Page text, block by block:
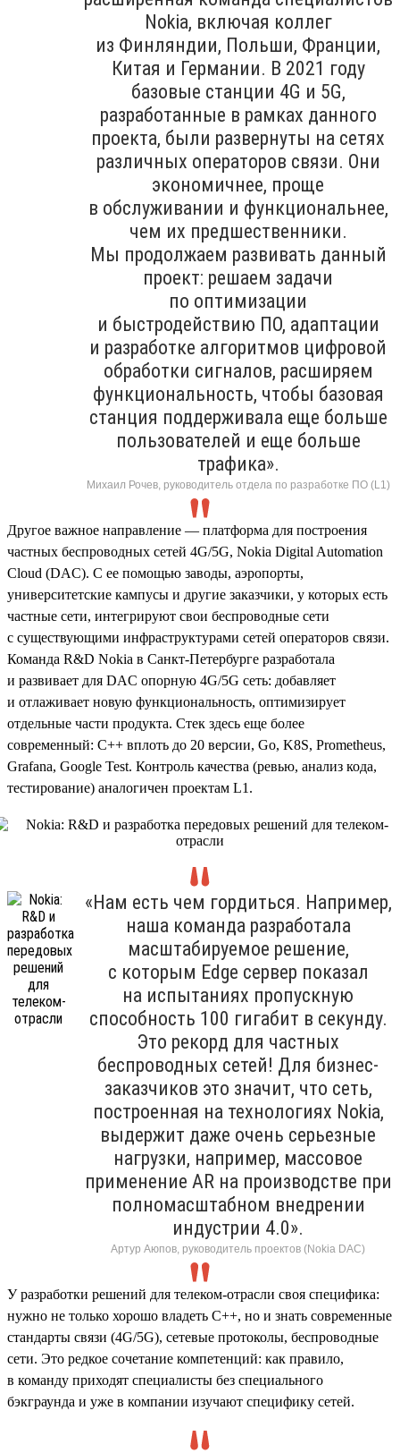
Nokia, включая коллег
из Финляндии, Польши, Франции,
Китая и Германии. В 2021 году
базовые станции 4G и 5G,
разработанные в рамках данного
проекта, были развернуты на сетях
различных операторов связи. Они
экономичнее, проще
в обслуживании и функциональнее,
чем их предшественники.
Мы продолжаем развивать данный
проект: решаем задачи
по оптимизации
и быстродействию ПО, адаптации
и разработке алгоритмов цифровой
обработки сигналов, расширяем
функциональность, чтобы базовая
станция поддерживала еще больше
пользователей и еще больше
трафика».
Михаил Рочев, руководитель отдела по разработке ПО (L1)
Другое важное направление — платформа для построения
частных беспроводных сетей 4G/5G, Nokia Digital Automation
Cloud (DAC). С ее помощью заводы, аэропорты,
университетские кампусы и другие заказчики, у которых есть
частные сети, интегрируют свои беспроводные сети
с существующими инфраструктурами сетей операторов связи.
Команда R&D Nokia в Санкт-Петербурге разработала
и развивает для DAC опорную 4G/5G сеть: добавляет
и отлаживает новую функциональность, оптимизирует
отдельные части продукта. Стек здесь еще более
современный: С++ вплоть до 20 версии, Go, K8S, Prometheus,
Grafana, Google Test. Контроль качества (ревью, анализ кода,
тестирование) аналогичен проектам L1.
«Нам есть чем гордиться. Например,
наша команда разработала
масштабируемое решение,
с которым Edge сервер показал
на испытаниях пропускную
способность 100 гигабит в секунду.
Это рекорд для частных
беспроводных сетей! Для бизнес-
заказчиков это значит, что сеть,
построенная на технологиях Nokia,
выдержит даже очень серьезные
нагрузки, например, массовое
применение AR на производстве при
полномасштабном внедрении
индустрии 4.0».
Артур Аюпов, руководитель проектов (Nokia DAC)
У разработки решений для телеком-отрасли своя специфика:
нужно не только хорошо владеть C++, но и знать современные
стандарты связи (4G/5G), сетевые протоколы, беспроводные
сети. Это редкое сочетание компетенций: как правило,
в команду приходят специалисты без специального
бэкграунда и уже в компании изучают специфику сетей.